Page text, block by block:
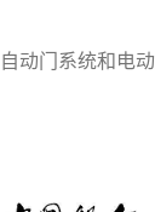
动门系统和电